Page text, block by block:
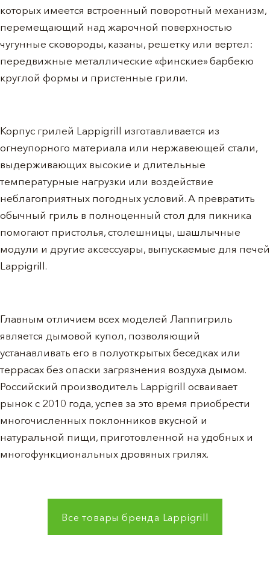
которых имеется встроенный поворотный механизм,
перемещающий над жарочной поверхностью
чугунные сковороды, казаны, решетку или вертел:
передвижные металлические «финские» барбекю
круглой формы и пристенные грили.
Корпус грилей Lappigrill изготавливается из
огнеупорного материала или нержавеющей стали,
выдерживающих высокие и длительные
температурные нагрузки или воздействие
неблагоприятных погодных условий. А превратить
обычный гриль в полноценный стол для пикника
помогают пристолья, столешницы, шашлычные
модули и другие аксессуары, выпускаемые для печей
Lappigrill.
Главным отличием всех моделей Лаппигриль
является дымовой купол, позволяющий
устанавливать его в полуоткрытых беседках или
террасах без опаски загрязнения воздуха дымом.
Российский производитель Lappigrill осваивает
рынок с 2010 года, успев за это время приобрести
многочисленных поклонников вкусной и
натуральной пищи, приготовленной на удобных и
многофункциональных дровяных грилях.
Все товары бренда Lappigrill